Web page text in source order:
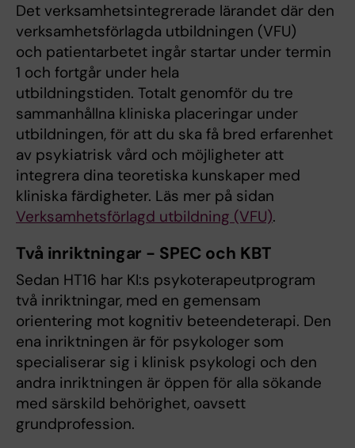
Det verksamhetsintegrerade lärandet där den
verksamhetsförlagda utbildningen (VFU)
och patientarbetet ingår startar under termin
1 och fortgår under hela
utbildningstiden. Totalt genomför du tre
sammanhållna kliniska placeringar under
utbildningen, för att du ska få bred erfarenhet
av psykiatrisk vård och möjligheter att
integrera dina teoretiska kunskaper med
kliniska färdigheter. Läs mer på sidan
Verksamhetsförlagd utbildning (VFU).
Två inriktningar - SPEC och KBT
Sedan HT16 har KI:s psykoterapeutprogram
två inriktningar, med en gemensam
orientering mot kognitiv beteendeterapi. Den
ena inriktningen är för psykologer som
specialiserar sig i klinisk psykologi och den
andra inriktningen är öppen för alla sökande
med särskild behörighet, oavsett
grundprofession.